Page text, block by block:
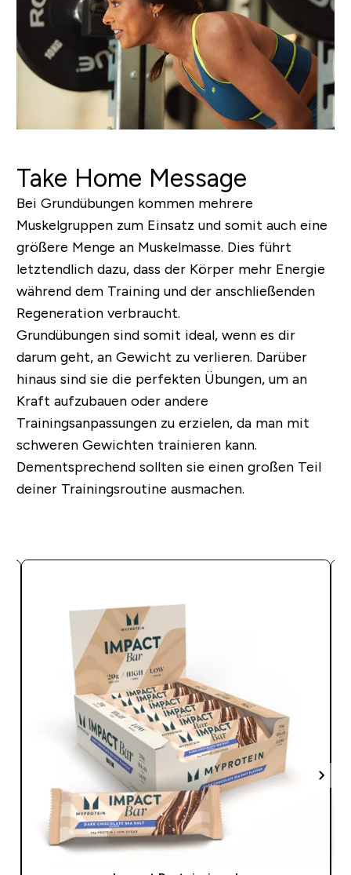
Take Home Message
Bei Grundübungen kommen mehrere
Muskelgruppen zum Einsatz und somit auch eine
größere Menge an Muskelmasse. Dies führt
letztendlich dazu, dass der Körper mehr Energie
während dem Training und der anschließenden
Regeneration verbraucht.
Grundübungen sind somit ideal, wenn es dir
darum geht, an Gewicht zu verlieren. Darüber
hinaus sind sie die perfekten Übungen, um an
Kraft aufzubauen oder andere
Trainingsanpassungen zu erzielen, da man mit
schweren Gewichten trainieren kann.
Dementsprechend sollten sie einen großen Teil
deiner Trainingsroutine ausmachen.